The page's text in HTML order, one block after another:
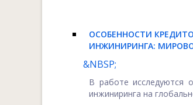
ОСОБЕННОСТИ
ИНЖИНИРИНГА:
&NBSP;
В работе исследуются
инжиниринга на